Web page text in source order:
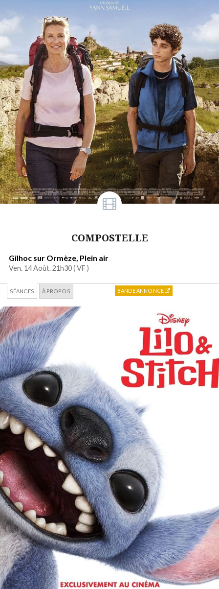
COMPOSTELLE
Gilhoc sur Ormèze, Plein air
Ven. 14 Août. 21h30 (VF )
SÉANCES À PROPOS BANDE ANNONCE